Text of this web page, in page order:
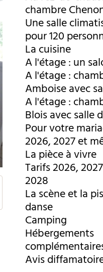
chambre Chenonceau
avec 4
Une salle
pour 120
avec piste de
(tables
2,20 m x 0,80 m)
La cuisine
A l'étage : un
A l'étage :
Amboise avec
d'eau et WC
A l'étage :
Blois avec salle
WC
Pour votre
2026, 2027 et
2028
La pièce à vivre
Tarifs 2026,
2028
La scène et la
danse
Camping
Hébergements
proximité
Avis